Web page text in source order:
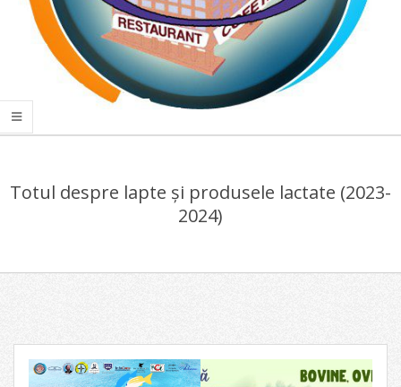
COLEGIUL
"VIILOR"
Menu
Totul despre lapte și produsele lactate (2023-
2024)